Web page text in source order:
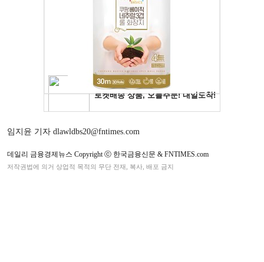
임지윤 기자 dlawldbs20@fntimes.com
데일리 금융경제뉴스 Copyright ⓒ 한국금융신문 & FNTIMES.com
저작권법에 의거 상업적 목적의 무단 전재, 복사, 배포 금지